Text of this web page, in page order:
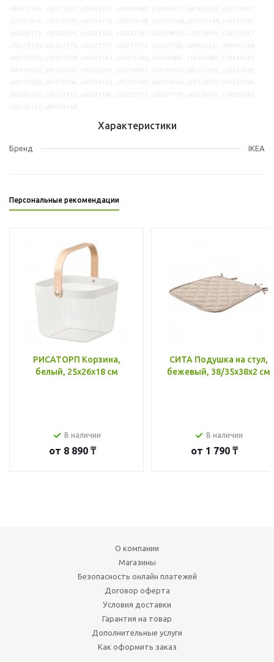
Характеристики
Бренд IKEA
Персональные рекомендации
РИСАТОРП Корзина,
белый, 25x26x18 см
В наличии
от 8 890 ₸
СИТА Подушка на стул,
бежевый, 38/35x38x2 см
В наличии
от 1 790 ₸
О компании
Магазины
Безопасность онлайн платежей
Договор оферта
Условия доставки
Гарантия на товар
Дополнительные услуги
Как оформить заказ